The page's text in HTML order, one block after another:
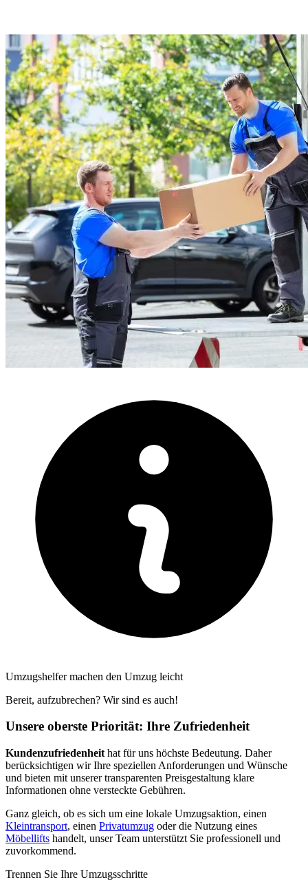
Umzugshelfer machen den Umzug leicht
Bereit, aufzubrechen? Wir sind es auch!
Unsere oberste Priorität: Ihre Zufriedenheit
Kundenzufriedenheit hat für uns höchste Bedeutung. Daher
berücksichtigen wir Ihre speziellen Anforderungen und Wünsche
und bieten mit unserer transparenten Preisgestaltung klare
Informationen ohne versteckte Gebühren.
Ganz gleich, ob es sich um eine lokale Umzugsaktion, einen
Kleintransport, einen Privatumzug oder die Nutzung eines
Möbellifts handelt, unser Team unterstützt Sie professionell und
zuvorkommend.
Trennen Sie Ihre Umzugsschritte